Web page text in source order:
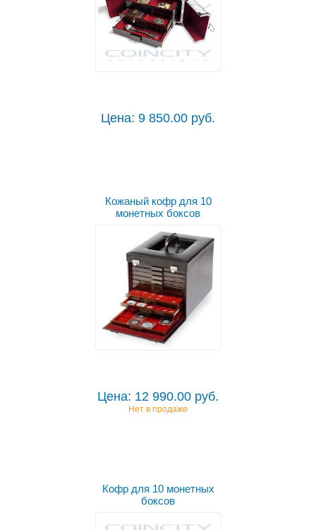
Цена: 9 850.00 руб.
Кожаный кофр для 10
монетных боксов
Цена: 12 990.00 руб.
Нет в продаже
Кофр для 10 монетных
боксов